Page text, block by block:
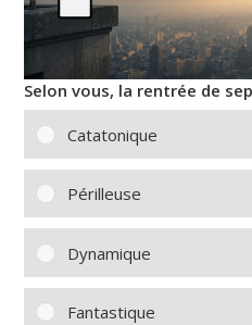
Selon vous, la rentrée de
Catatonique
Périlleuse
Dynamique
Fantastique